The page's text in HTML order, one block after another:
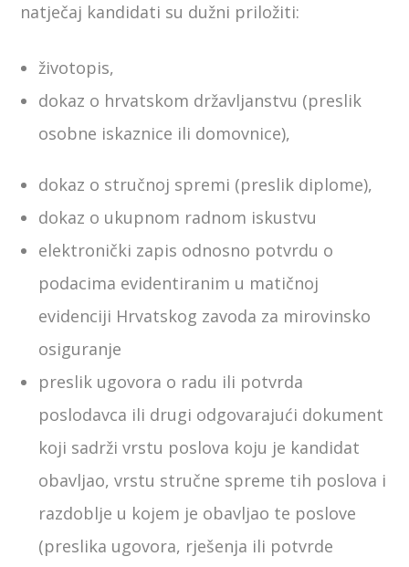
natječaj kandidati su dužni priložiti:
životopis,
dokaz o hrvatskom državljanstvu (preslik
osobne iskaznice ili domovnice),
dokaz o stručnoj spremi (preslik diplome),
dokaz o ukupnom radnom iskustvu
elektronički zapis odnosno potvrdu o
podacima evidentiranim u matičnoj
evidenciji Hrvatskog zavoda za mirovinsko
osiguranje
preslik ugovora o radu ili potvrda
poslodavca ili drugi odgovarajući dokument
koji sadrži vrstu poslova koju je kandidat
obavljao, vrstu stručne spreme tih poslova i
razdoblje u kojem je obavljao te poslove
(preslika ugovora, rješenja ili potvrde